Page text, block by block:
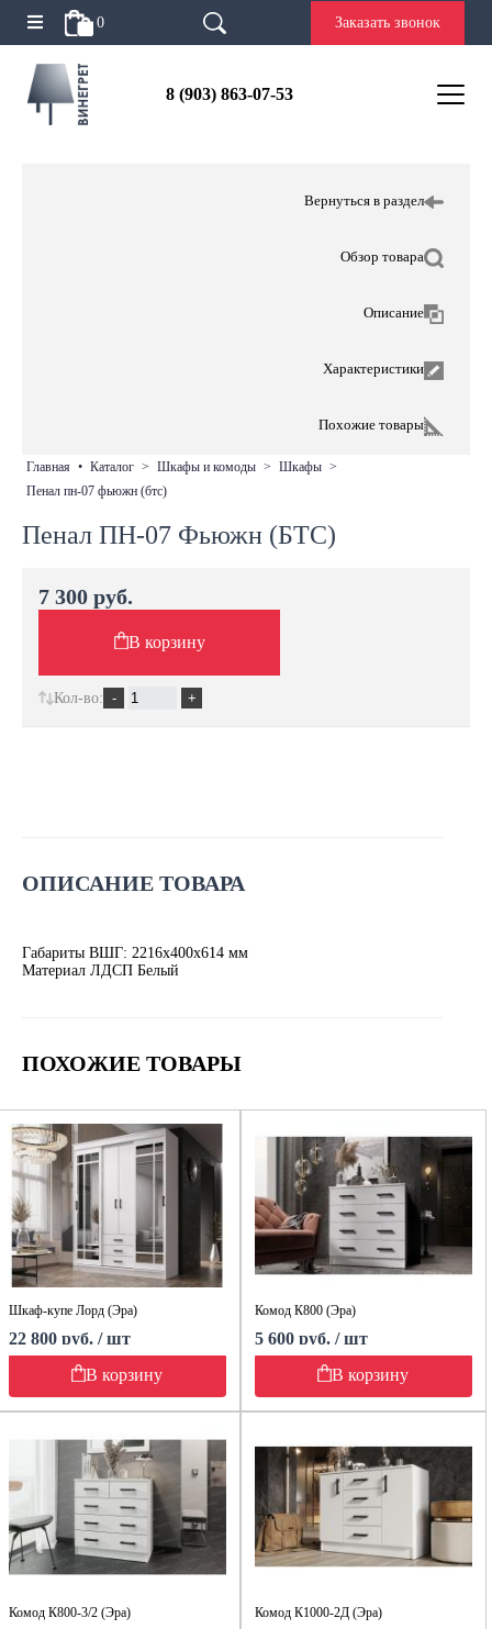
0 Заказать звонок
8 (903) 863-07-53
Вернуться в раздел
Обзор товара
Описание
Характеристики
Похожие товары
главная • каталог > шкафы и комоды > шкафы >
пенал пн-07 фьюжн (бтс)
Пенал ПН-07 Фьюжн (БТС)
ОПИСАНИЕ ТОВАРА
Габариты ВШГ: 2216х400х614 мм
Материал ЛДСП Белый
ПОХОЖИЕ ТОВАРЫ
Шкаф-купе Лорд (Эра)
22 800 руб. / шт
В корзину
Комод К800 (Эра)
5 600 руб. / шт
В корзину
Комод К800-3/2 (Эра) Комод К1000-2Д (Эра)
7 300 руб.
В корзину
Кол-во: